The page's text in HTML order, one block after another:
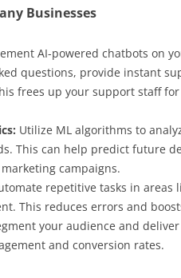
Businesses
AI-powered chatbots on
questions, provide instant
frees up your support staff
Utilize ML algorithms to
This can help predict future
campaigns.
repetitive tasks in areas
This reduces errors and
your audience and
and conversion rates.